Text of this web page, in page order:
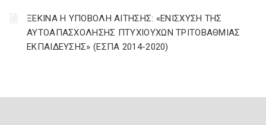
ΞΕΚΙΝΑ Η ΥΠΟΒΟΛΗ ΑΙΤΗΣΗΣ: «ΕΝΙΣΧΥΣΗ ΤΗΣ
ΑΥΤΟΑΠΑΣΧΟΛΗΣΗΣ ΠΤΥΧΙΟΥΧΩΝ ΤΡΙΤΟΒΑΘΜΙΑΣ
ΕΚΠΑΙΔΕΥΣΗΣ» (ΕΣΠΑ 2014-2020)